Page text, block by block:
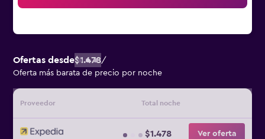
Ofertas desde$1.478/
Oferta más barata de precio por noche
Proveedor Total noche
$1.478 Ver oferta